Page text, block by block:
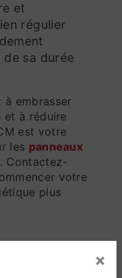
×
et
régulier
sa durée
et à réduire
est votre
les panneaux
Contactez-
votre
plus